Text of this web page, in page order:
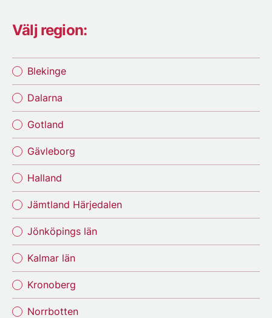
Välj region:
Blekinge
Dalarna
Gotland
Gävleborg
Halland
Jämtland Härjedalen
Jönköpings län
Kalmar län
Kronoberg
Norrbotten